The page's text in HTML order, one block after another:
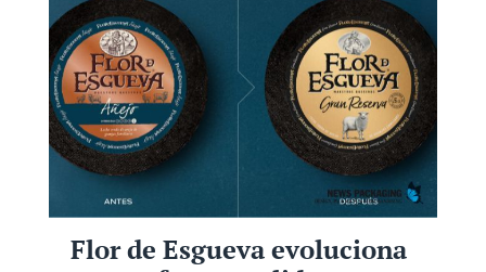
Flor de Esgueva evoluciona